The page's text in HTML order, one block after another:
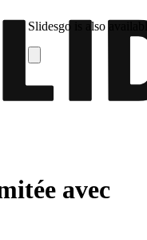
Slidesgo is also
avec